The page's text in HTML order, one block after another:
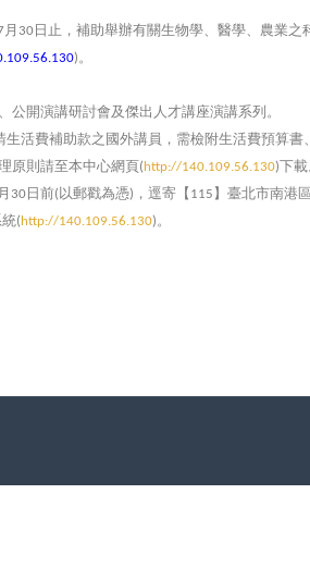
月 30日止，補助舉辦有關生物學、醫學、農業之
)。
開演講研討會及傑出人才講座演講系列。
活費補助款之國外講員，需檢附生活費預算書
原則請至本中心網頁( http://140.109.56.130)下載
月 30日前(以郵戳為憑) ，逕寄【 115 】臺北市南港
( http://140.109.56.130)。